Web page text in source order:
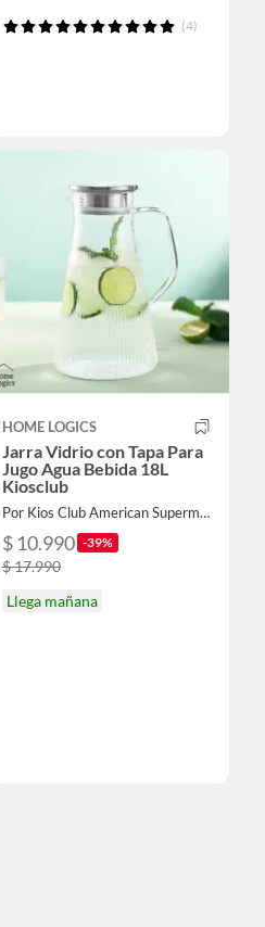
(4)
HOME LOGICS
Jarra Vidrio con Tapa Para
Jugo Agua Bebida 18L
Kiosclub
Por Kios Club American Supermarket
$ 10.990 -39%
$ 17.990
Llega mañana